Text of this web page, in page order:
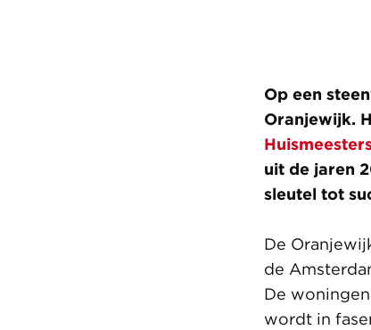
Op een
Oranjewijk.
uit de jaren
sleutel tot
De
de
De
wordt in